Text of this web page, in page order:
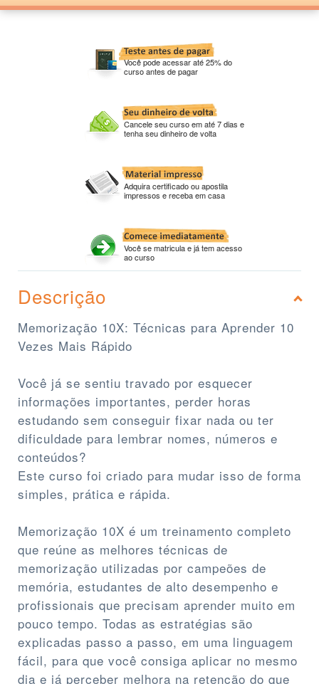
Você pode acessar até 25% do
curso antes de pagar
Cancele seu curso em até 7 dias e
tenha seu dinheiro de volta
Adquira certificado ou apostila
impressos e receba em casa
Você se matricula e já tem acesso
ao curso
Descrição
Memorização 10X: Técnicas para Aprender 10
Vezes Mais Rápido
Você já se sentiu travado por esquecer
informações importantes, perder horas
estudando sem conseguir fixar nada ou ter
dificuldade para lembrar nomes, números e
conteúdos?
Este curso foi criado para mudar isso de forma
simples, prática e rápida.
Memorização 10X é um treinamento completo
que reúne as melhores técnicas de
memorização utilizadas por campeões de
memória, estudantes de alto desempenho e
profissionais que precisam aprender muito em
pouco tempo. Todas as estratégias são
explicadas passo a passo, em uma linguagem
fácil, para que você consiga aplicar no mesmo
dia e já perceber melhora na retenção do que